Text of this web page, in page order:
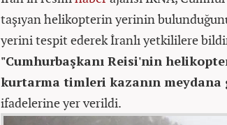
taşıyan helikopterin yerinin
yerini tespit ederek İranlı yetkililere
"Cumhurbaşkanı Reisi'nin
kurtarma timleri kazanın meydana
ifadelerine yer verildi.